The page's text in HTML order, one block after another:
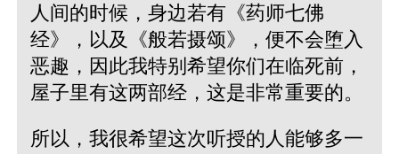
人间的时候，身边若有《药师七佛
经》，以及《般若摄颂》，便不会堕入
恶趣，因此我特别希望你们在临死前，
屋子里有这两部经，这是非常重要的。
所以，我很希望这次听授的人能够多一